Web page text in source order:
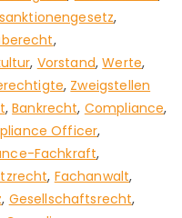
,
,
, Vorstand,Werte,
, Zweigstellen
,Bankrecht, Compliance,
Officer,
Fachkraft,
, Fachanwalt,
, Gesellschaftsrecht,